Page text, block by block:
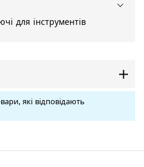
які відповідають
для інструментів